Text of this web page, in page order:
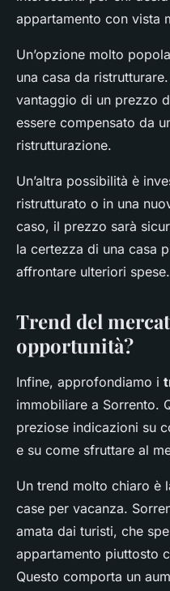
appartamento con vista
Un’opzione molto
una casa da
vantaggio di un prezzo
essere compensato da
ristrutturazione.
Un’altra possibilità è
ristrutturato o in una
caso, il prezzo sarà
la certezza di una casa
affrontare ulteriori spese.
Trend del
opportunità?
Infine, approfondiamo i
immobiliare a Sorrento.
preziose indicazioni su
e su come sfruttare al
Un trend molto chiaro è
case per vacanza.
amata dai turisti, che
appartamento piuttosto
Questo comporta un